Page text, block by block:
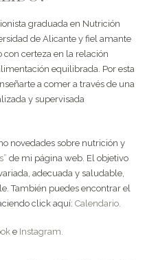
graduada en Nutrición
de Alicante y fiel amante
con certeza en la relación
equilibrada. Por esta
a comer a través de una
y supervisada
novedades sobre nutrición y
de mi página web. El objetivo
adecuada y saludable,
También puedes encontrar el
click aquí: Calendario.
e Instagram.